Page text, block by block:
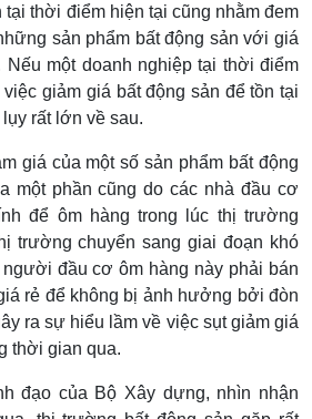
tại thời điểm hiện tại cũng nhằm đem
sản phẩm bất động sản với giá
Nếu một doanh nghiệp tại thời điểm
giảm giá bất động sản để tồn tại
rất lớn về sau.
giá của một số sản phẩm bất động
một phần cũng do các nhà đầu cơ
để ôm hàng trong lúc thị trường
trường chuyển sang giai đoạn khó
đầu cơ ôm hàng này phải bán
rẻ để không bị ảnh hưởng bởi đòn
ra sự hiểu lầm về việc sụt giảm giá
thời gian qua.
đạo của Bộ Xây dựng, nhìn nhận